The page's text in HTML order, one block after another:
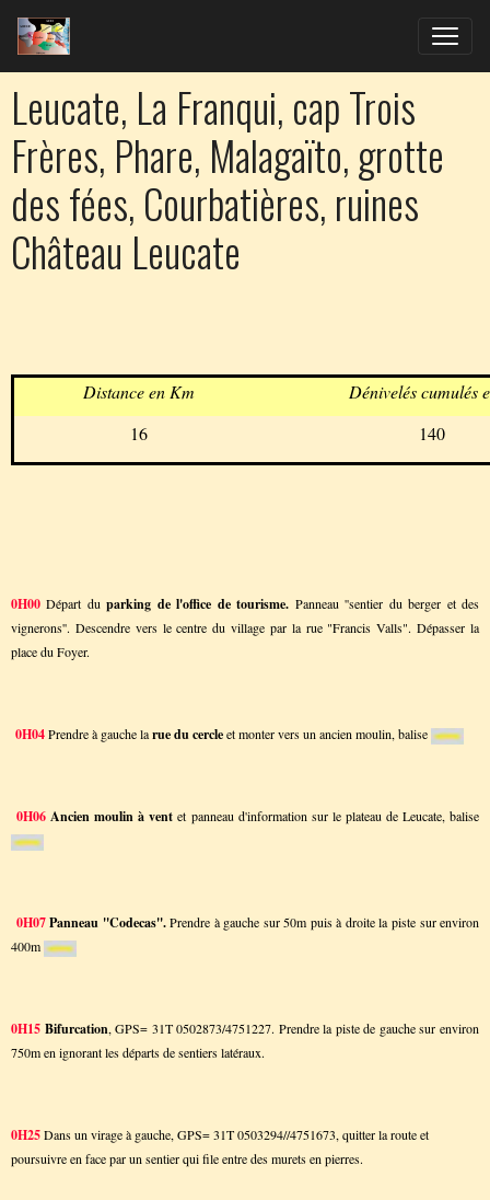
Leucate, La Franqui, cap Trois
Frères, Phare, Malagaïto, grotte
des fées, Courbatières, ruines
Château Leucate
Distance en Km
Dénivelés cumulés
16
140
0H00Départ duparking de l'office de tourisme. Panneau ''sentier du berger et des
vignerons''. Descendre vers le centre du village par la rue "Francis Valls". Dépasser la
place du Foyer.
0H04Prendre à gauche larue du cercleet monter vers un ancien moulin, balise
0H06Ancien moulin à vent et panneau d'information sur le plateau de Leucate, balise
0H07Panneau ''Codecas''.Prendre à gauche sur 50m puis à droite la piste sur environ
400m
0H15 Bifurcation, GPS= 31T 0502873/4751227. Prendre la piste de gauche sur environ
750m en ignorant les départs de sentiers latéraux.
0H25Dans un virage à gauche, GPS= 31T 0503294//4751673, quitter la route et
poursuivre en face par un sentier qui file entre des murets en pierres.